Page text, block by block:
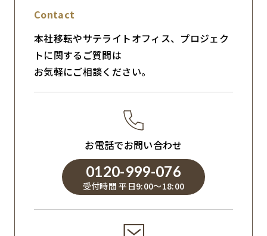
Contact
本社移転やサテライトオフィス、プロジェク
トに関するご質問は
お気軽にご相談ください。
お電話でお問い合わせ
0120-999-076
受付時間 平日9:00～18:00